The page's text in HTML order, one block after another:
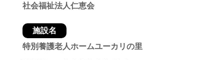
社会福祉法人仁恵会
施設名
特別養護老人ホームユーカリの里